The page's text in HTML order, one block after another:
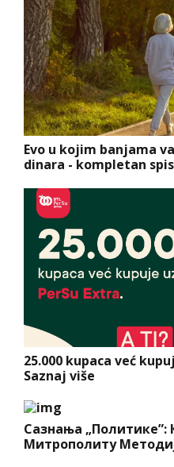
Evo u kojim banjama
dinara - kompletan
25.000 kupaca već
Saznaj više
Сазнања „Политике”:
Митрополиту